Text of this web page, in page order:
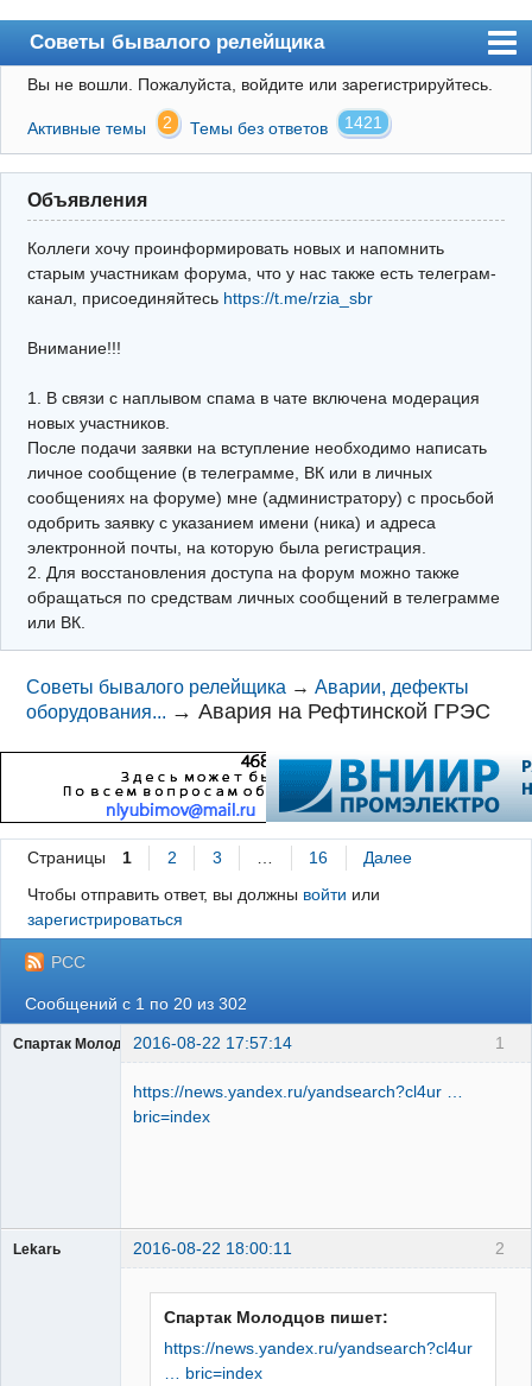
Советы бывалого релейщика
Форум
Правила
Поиск
Регистрация
Архив
Почта
Поиск релейщика
Видео РЗиА
Фотохостинг
Телеграм
Вы не вошли. Пожалуйста, войдите или зарегистрируйтесь.
Активные темы 2 Темы без ответов 1421
Объявления
Коллеги хочу проинформировать новых и напомнить
старым участникам форума, что у нас также есть телеграм-
канал, присоединяйтесь https://t.me/rzia_sbr
Внимание!!!
1. В связи с наплывом спама в чате включена модерация
новых участников.
После подачи заявки на вступление необходимо написать
личное сообщение (в телеграмме, ВК или в личных
сообщениях на форуме) мне (администратору) с просьбой
одобрить заявку с указанием имени (ника) и адреса
электронной почты, на которую была регистрация.
2. Для восстановления доступа на форум можно также
обращаться по средствам личных сообщений в телеграмме
или ВК.
Советы бывалого релейщика →Аварии, дефекты
оборудования... →Авария на Рефтинской ГРЭС
Страницы 1 2 3 … 16
Далее
Чтобы отправить ответ, вы должны войти или
зарегистрироваться
РСС
Сообщений с 1 по 20 из 302
1
Спартак Молодцов2016-08-22 17:57:14
https://news.yandex.ru/yandsearch?cl4ur …
bric=index
2
Lekarь 2016-08-22 18:00:11
Спартак Молодцов пишет:
https://news.yandex.ru/yandsearch?cl4ur
… bric=index